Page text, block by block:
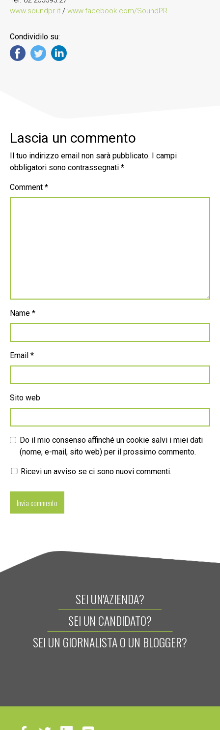
www.soundpr.it / www.facebook.com/SoundPR
Condividilo su:
Lascia un commento
Il tuo indirizzo email non sarà pubblicato.
I campi
obbligatori sono contrassegnati *
Comment *
Name *
Email *
Sito web
Do il mio consenso affinché un cookie salvi i miei dati
(nome, e-mail, sito web) per il prossimo commento.
Ricevi un avviso se ci sono nuovi commenti.
SEI UN'AZIENDA?
SEI UN CANDIDATO?
SEI UN GIORNALISTA O UN BLOGGER?